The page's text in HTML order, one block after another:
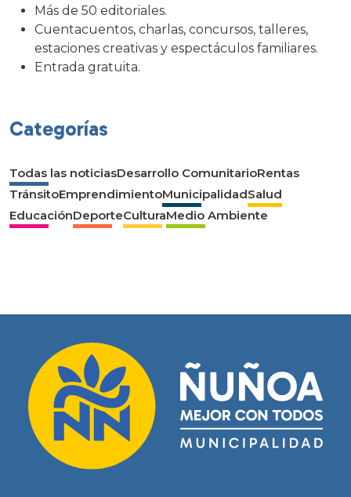
Más de 50 editoriales.
Cuentacuentos, charlas, concursos, talleres,
estaciones creativas y espectáculos familiares.
Entrada gratuita.
Categorías
Todas las noticiasDesarrollo ComunitarioRentas
TránsitoEmprendimientoMunicipalidadSalud
EducaciónDeporteCulturaMedio Ambiente